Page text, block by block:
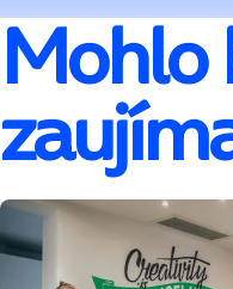
Mohlo